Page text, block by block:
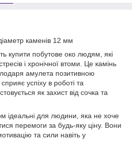
каменів 12 мм
купити побутове око людям, які
і хронічної втоми. Це камінь
амулета позитивною
успіху в роботі та
як захист від сочка та
ідеальні для людини, яка не хоче
перемоги за будь-яку ціну. Вони
та сили навіть у